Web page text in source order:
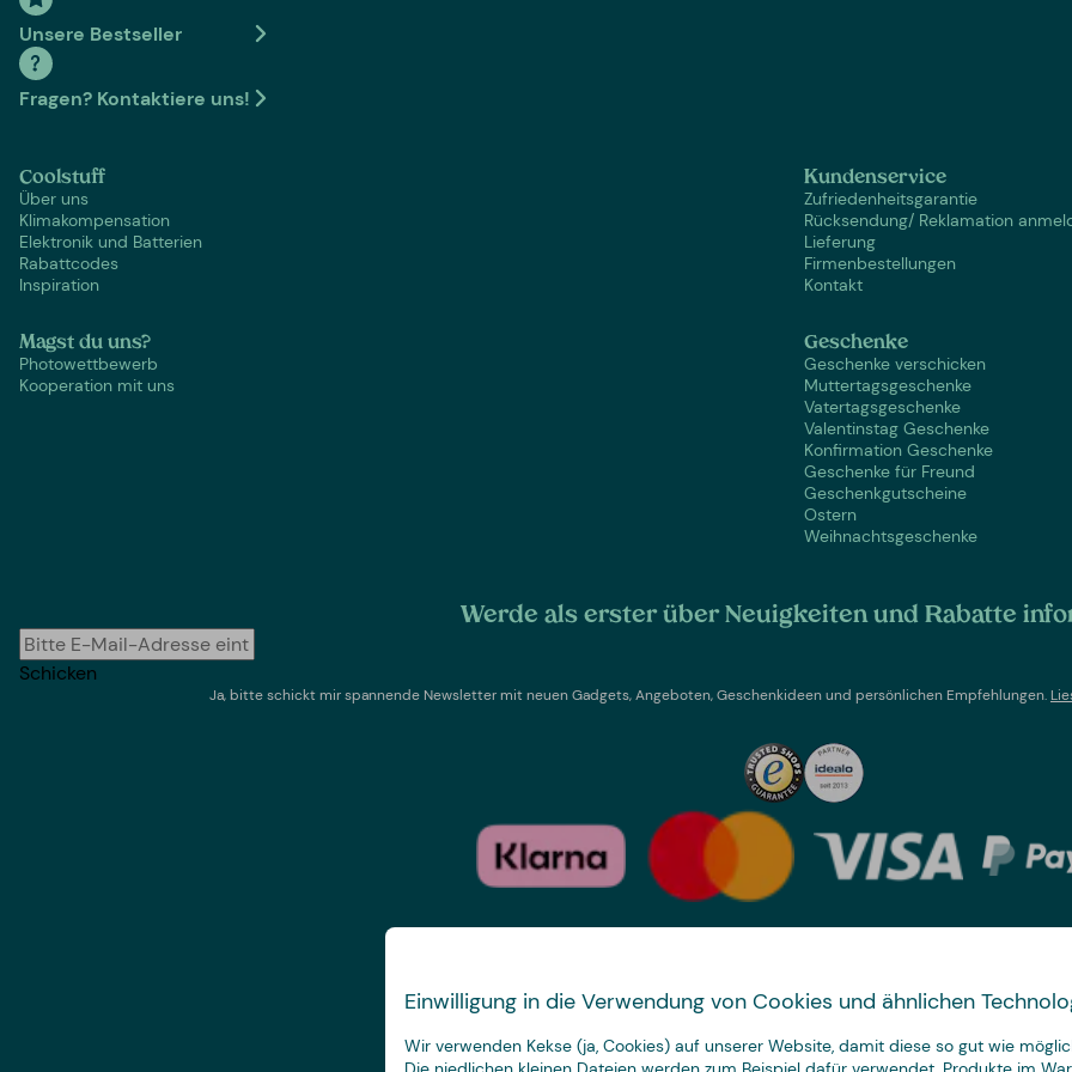
Einwilligung in die Verwendung von Cookies und ähnlichen
Wir verwenden Kekse (ja, Cookies) auf unserer Website, damit diese so gut wie
Unsere Bestseller
Fragen? Kontaktiere uns!
Coolstuff
Über uns
Klimakompensation
Elektronik und Batterien
Rabattcodes
Inspiration
Kundenservice
Zufriedenheitsgarantie
Rücksendung/ Reklamation
Lieferung
Firmenbestellungen
Kontakt
Magst du uns?
Photowettbewerb
Kooperation mit uns
Geschenke
Geschenke verschicken
Muttertagsgeschenke
Vatertagsgeschenke
Valentinstag Geschenke
Konfirmation Geschenke
Geschenke für Freund
Geschenkgutscheine
Ostern
Weihnachtsgeschenke
Werde als erster über Neuigkeiten und Rabatte
Schicken
Ja, bitte schickt mir spannende Newsletter mit neuen Gadgets, Angeboten, Geschenkideen und persönlichen Empfehlungen.
We have